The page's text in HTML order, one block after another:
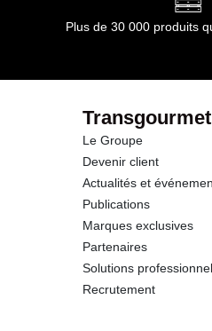
Plus de 30 000 produits
Transgourmet
Le Groupe
Devenir client
Actualités et
Publications
Marques exclusives
Partenaires
Solutions
Recrutement